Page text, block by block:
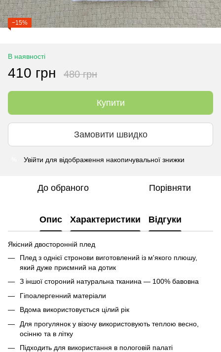
−15%
В наявності
410 грн 480 грн
Купити
Замовити швидко
Увійти для відображення накопичувальної знижки
До обраного Порівняти
Опис Характеристики Відгуки
Якісний двосторонній плед
Плед з однієї стронови виготовлений із м'якого плюшу,
який дуже приємний на дотик
З іншої стороний натуральна тканина — 100% бавовна
Гіпоалергенний матеріали
Вдома використовується цілий рік
Для прогулянок у візочу використовують теплою весно,
осінню та в літку
Підходить для використання в пологовій палаті